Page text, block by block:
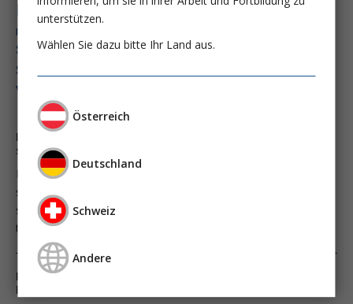
perioperative nierenschädigung
pisces-studie
präzisionstherapie
schluckstörung semaglutid
septischer schock
vasopressortherapie
Dépistage de la dysphagie post-ventilation invasive en
soins intensifs: Il est temps d’agir
Les troubles de la déglutition, multiples et parfois sévères,
sont une complication des soins intensifs qu’il serait
souhaitable de dépister systématiquement, de suivre et de
traiter de façon ciblée.
ETHICUS-2: Therapie am Lebensende auf europäischen
Intensivstationen im Wandel der Zeit
unterstützen.
Wählen Sie dazu bitte Ihr Land aus.
Österreich
Deutschland
Schweiz
Andere